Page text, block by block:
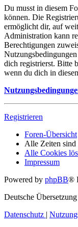
Du musst in diesem
können. Die
ermöglicht dir, auf
Administration kann
Berechtigungen
dich registrierst. Bitte
wenn du dich in
Registrieren
Foren-Übersicht
Alle Zeiten sind
Alle Cookies
Impressum
Powered by phpBB®
Deutsche
Datenschutz |